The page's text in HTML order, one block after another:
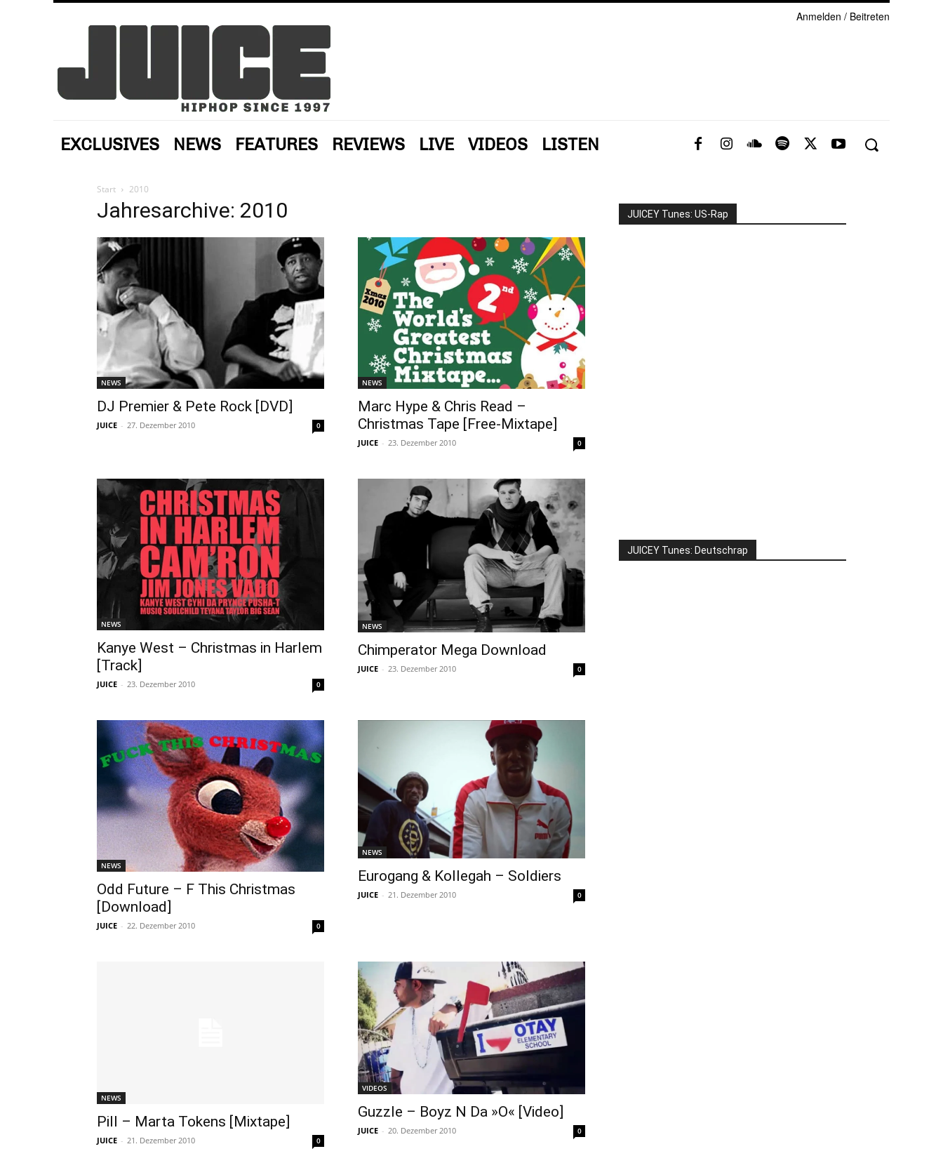
Anmelden / Beitreten
EXCLUSIVES NEWS FEATURES REVIEWS LIVE VIDEOS LISTEN
Start 2010
Jahresarchive: 2010
NEWS
DJ Premier & Pete Rock [DVD]
JUICE - 27. Dezember 2010 0
NEWS
Marc Hype & Chris Read –
Christmas Tape [Free-Mixtape]
JUICE - 23. Dezember 2010 0
NEWS
Kanye West – Christmas in Harlem
[Track]
JUICE - 23. Dezember 2010 0
NEWS
Chimperator Mega Download
JUICE - 23. Dezember 2010 0
NEWS
Odd Future – F This Christmas
[Download]
JUICE - 22. Dezember 2010 0
NEWS
Eurogang & Kollegah – Soldiers
JUICE - 21. Dezember 2010 0
NEWS
Pill – Marta Tokens [Mixtape]
JUICE - 21. Dezember 2010 0
VIDEOS
Guzzle – Boyz N Da »O« [Video]
JUICE - 20. Dezember 2010 0
JUICEY Tunes: US-Rap
JUICEY Tunes: Deutschrap